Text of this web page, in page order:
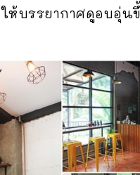
ห้บรรยากาศดูอบอุ่น